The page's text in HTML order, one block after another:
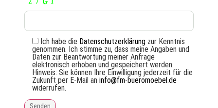
Ich habe die Datenschutzerklärung zur Kenntnis
genommen. Ich stimme zu, dass meine Angaben und
Daten zur Beantwortung meiner Anfrage
elektronisch erhoben und gespeichert werden.
Hinweis: Sie können Ihre Einwilligung jederzeit für die
Zukunft per E-Mail an info@fm-bueromoebel.de
widerrufen.